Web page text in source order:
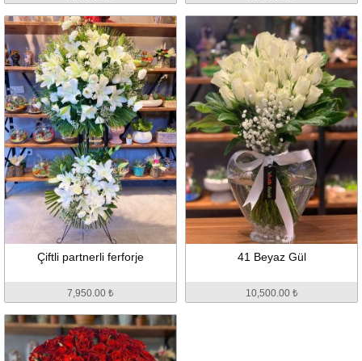
Çiftli partnerli ferforje
7,950.00 ₺
41 Beyaz Gül
10,500.00 ₺